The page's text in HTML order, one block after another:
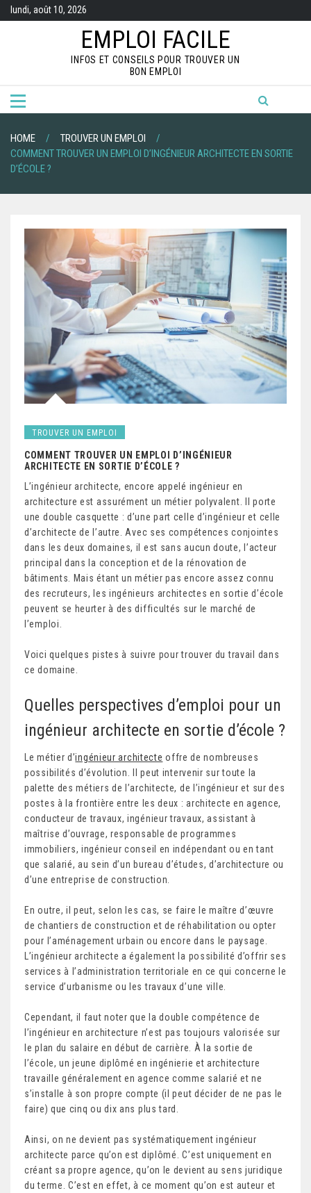
t
lundi, août 10, 2026
EMPLOI FACILE
INFOS ET CONSEILS POUR TROUVER UN
BON EMPLOI
HOME
TROUVER UN EMPLOI
COMMENT TROUVER UN EMPLOI D’INGÉNIEUR ARCHITECTE EN SORTIE
D’ÉCOLE ?
TROUVER UN EMPLOI
COMMENT TROUVER UN EMPLOI D’INGÉNIEUR
ARCHITECTE EN SORTIE D’ÉCOLE ?
L’ingénieur architecte, encore appelé ingénieur en
architecture est assurément un métier polyvalent. Il porte
une double casquette : d’une part celle d’ingénieur et celle
d’architecte de l’autre. Avec ses compétences conjointes
dans les deux domaines, il est sans aucun doute, l’acteur
principal dans la conception et de la rénovation de
bâtiments. Mais étant un métier pas encore assez connu
des recruteurs, les ingénieurs architectes en sortie d’école
peuvent se heurter à des difficultés sur le marché de
l’emploi.
Voici quelques pistes à suivre pour trouver du travail dans
ce domaine.
Quelles perspectives d’emploi pour un
ingénieur architecte en sortie d’école ?
Le métier d’ingénieur architecte offre de nombreuses
possibilités d’évolution. Il peut intervenir sur toute la
palette des métiers de l’architecte, de l’ingénieur et sur des
postes à la frontière entre les deux : architecte en agence,
conducteur de travaux, ingénieur travaux, assistant à
maîtrise d’ouvrage, responsable de programmes
immobiliers, ingénieur conseil en indépendant ou en tant
que salarié, au sein d’un bureau d’études, d’architecture ou
d’une entreprise de construction.
En outre, il peut, selon les cas, se faire le maître d’œuvre
de chantiers de construction et de réhabilitation ou opter
pour l’aménagement urbain ou encore dans le paysage.
L’ingénieur architecte a également la possibilité d’offrir ses
services à l’administration territoriale en ce qui concerne le
service d’urbanisme ou les travaux d’une ville.
Cependant, il faut noter que la double compétence de
l’ingénieur en architecture n’est pas toujours valorisée sur
le plan du salaire en début de carrière. À la sortie de
l’école, un jeune diplômé en ingénierie et architecture
travaille généralement en agence comme salarié et ne
s’installe à son propre compte (il peut décider de ne pas le
faire) que cinq ou dix ans plus tard.
Ainsi, on ne devient pas systématiquement ingénieur
architecte parce qu’on est diplômé. C’est uniquement en
créant sa propre agence, qu’on le devient au sens juridique
du terme. C’est en effet, à ce moment qu’on est auteur et